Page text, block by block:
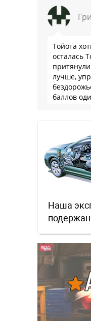
Тойота
осталась
лучше,
баллов
Наша